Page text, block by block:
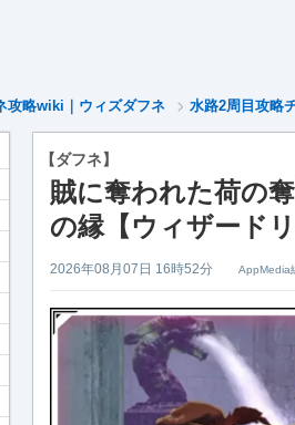
攻略wiki｜ウィズダフネ 水路2周目攻略
【ダフネ】
賊に奪われた荷の
の縁【ウィザード
2026年08月07日 16時52分 AppMedia